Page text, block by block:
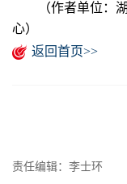
（作者单位：湖
心）
返回首页>>
责任编辑：李士环